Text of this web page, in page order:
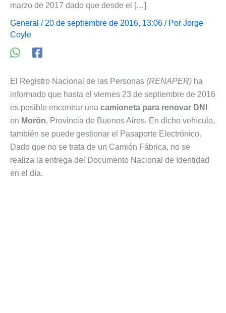
marzo de 2017 dado que desde el […]
General / 20 de septiembre de 2016, 13:06 / Por Jorge
Coyle
El Registro Nacional de las Personas (RENAPER) ha
informado que hasta el viernes 23 de septiembre de 2016
es posible encontrar una camioneta para renovar DNI
en Morón, Provincia de Buenos Aires. En dicho vehículo,
también se puede gestionar el Pasaporte Electrónico.
Dado que no se trata de un Camión Fábrica, no se
realiza la entrega del Documento Nacional de Identidad
en el día.